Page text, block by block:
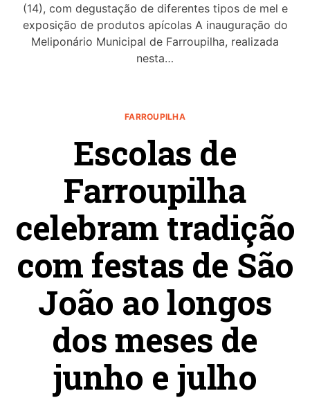
(14), com degustação de diferentes tipos de mel e
exposição de produtos apícolas A inauguração do
Meliponário Municipal de Farroupilha, realizada
nesta…
FARROUPILHA
Escolas de
Farroupilha
celebram tradição
com festas de São
João ao longos
dos meses de
junho e julho